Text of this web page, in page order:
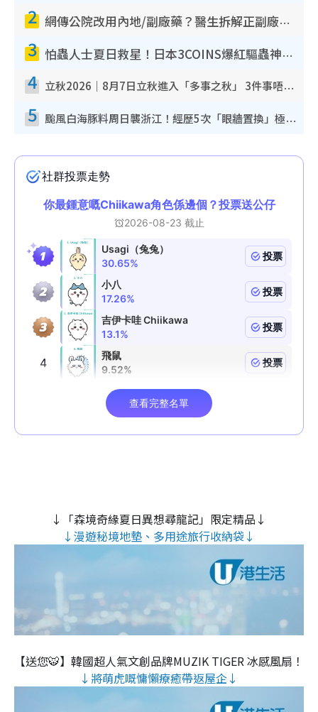
2 網傳公院改用內地/副廠藥？醫生拆解正副廠分別 揭4類人換藥隨時出事
3 怕蟲人士夏日救星！日本3COINS爆紅驅蟲神器$45起 1招「全程免觸碰」輕鬆搞定小強
4 立秋2026｜8月7日立秋進入「多事之秋」 3件事唔做得！專家教6招開運 清枱頭／銀包納氣接好運
5 颱風白海豚料周日襲浙江！經歷5次「眼牆置換」極罕見 成登陸內地最長途颱風
↓「森境奇緣夏日異想尋龍記」限定精品↓
↓漫遊秘境地墊、多用途旅行收納袋↓
【送您🐯】韓國超人氣文創品牌MUZIK TIGER 冰感風扇！
↓將萌虎嘅慵懶療癒帶返屋企↓